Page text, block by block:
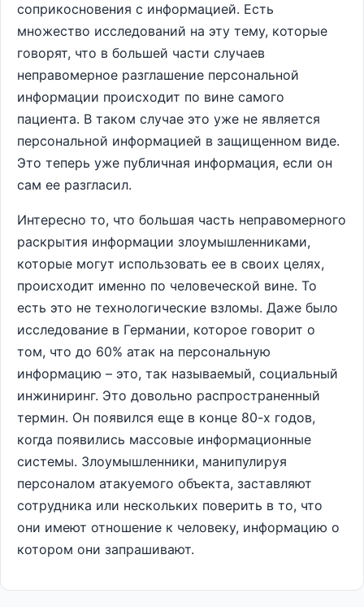
соприкосновения с информацией. Есть
множество исследований на эту тему, которые
говорят, что в большей части случаев
неправомерное разглашение персональной
информации происходит по вине самого
пациента. В таком случае это уже не является
персональной информацией в защищенном виде.
Это теперь уже публичная информация, если он
сам ее разгласил.
Интересно то, что большая часть неправомерного
раскрытия информации злоумышленниками,
которые могут использовать ее в своих целях,
происходит именно по человеческой вине. То
есть это не технологические взломы. Даже было
исследование в Германии, которое говорит о
том, что до 60% атак на персональную
информацию – это, так называемый, социальный
инжиниринг. Это довольно распространенный
термин. Он появился еще в конце 80-х годов,
когда появились массовые информационные
системы. Злоумышленники, манипулируя
персоналом атакуемого объекта, заставляют
сотрудника или нескольких поверить в то, что
они имеют отношение к человеку, информацию о
котором они запрашивают.